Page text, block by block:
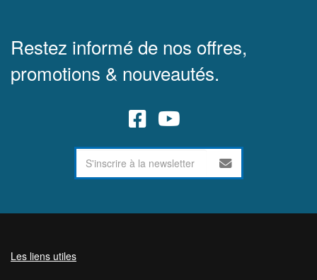
Restez informé de nos offres,
promotions & nouveautés.
Les liens utiles